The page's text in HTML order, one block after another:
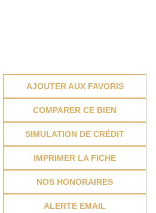
AJOUTER AUX FAVORIS
COMPARER CE BIEN
SIMULATION DE CRÉDIT
IMPRIMER LA FICHE
NOS HONORAIRES
ALERTE EMAIL